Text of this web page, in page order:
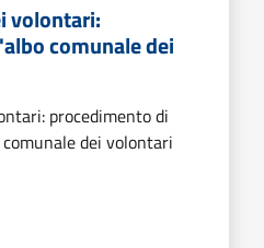
volontari:
comunale dei
procedimento di
dei volontari